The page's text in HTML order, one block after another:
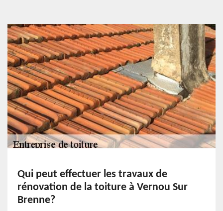
Qui peut effectuer les travaux de
rénovation de la toiture à Vernou Sur
Brenne?